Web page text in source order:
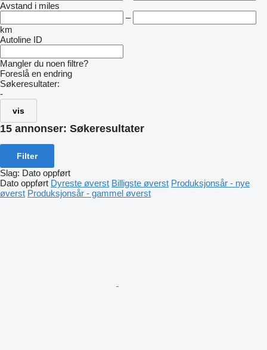
Avstand i miles
–
km
Autoline ID
Mangler du noen filtre?
Foreslå en endring
Søkeresultater:
-
vis
15 annonser: Søkeresultater
Filter
Slag: Dato oppført
Dato oppført Dyreste øverst Billigste øverst Produksjonsår - nye
øverst Produksjonsår - gammel øverst